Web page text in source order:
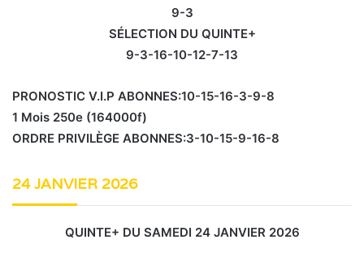
9-3
SÉLECTION DU QUINTE+
9-3-16-10-12-7-13
PRONOSTIC V.I.P ABONNES:10-15-16-3-9-8
1 Mois 250e (164000f)
ORDRE PRIVILÈGE ABONNES:3-10-15-9-16-8
24 JANVIER 2026
QUINTE+ DU SAMEDI 24 JANVIER 2026